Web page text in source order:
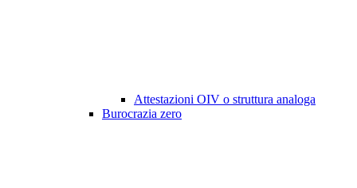
Attestazioni OIV o struttura analoga
Burocrazia zero